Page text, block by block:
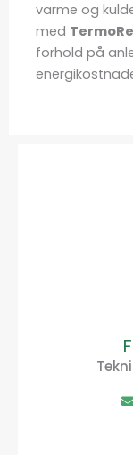
varme og
med
forhold på